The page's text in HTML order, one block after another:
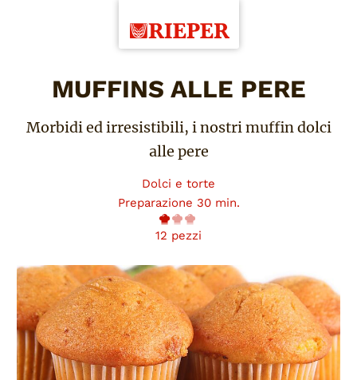
MUFFINS ALLE PERE
Morbidi ed irresistibili, i nostri muffin dolci
alle pere
Dolci e torte
Preparazione 30 min.
12 pezzi